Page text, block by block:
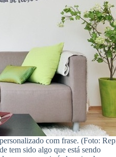
com frase. (Foto:
tem sido algo que está sendo